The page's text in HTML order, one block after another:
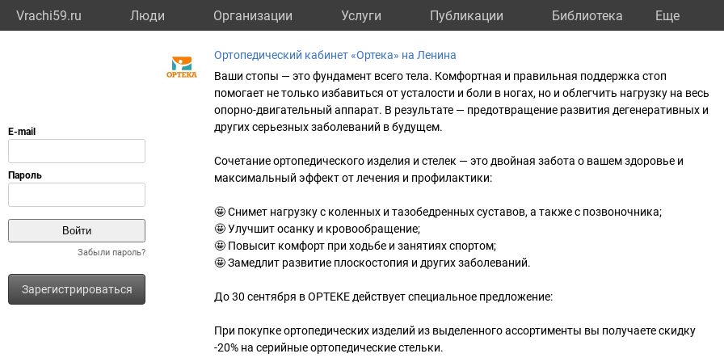
Vrachi59.ru Люди Организации Услуги Публикации Библиотека Eще
Забыли пароль?
Зарегистрироваться
Ортопедический кабинет «Ортека» на Ленина
Ваши стопы — это фундамент всего тела. Комфортная и правильная поддержка стоп
помогает не только избавиться от усталости и боли в ногах, но и облегчить нагрузку на весь
опорно-двигательный аппарат. В результате — предотвращение развития дегенеративных и
других серьезных заболеваний в будущем.
Сочетание ортопедического изделия и стелек — это двойная забота о вашем здоровье и
максимальный эффект от лечения и профилактики:
🤩 Снимет нагрузку с коленных и тазобедренных суставов, а также с позвоночника;
🤩 Улучшит осанку и кровообращение;
🤩 Повысит комфорт при ходьбе и занятиях спортом;
🤩 Замедлит развитие плоскостопия и других заболеваний.
До 30 сентября в ОРТЕКЕ действует специальное предложение:
При покупке ортопедических изделий из выделенного ассортименты вы получаете скидку
-20% на серийные ортопедические стельки.